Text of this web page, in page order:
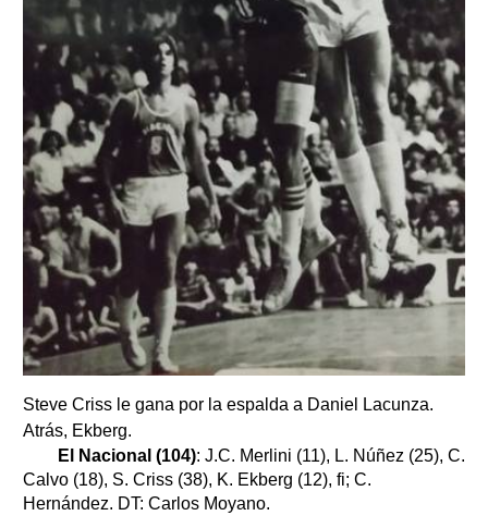
Steve Criss le gana por la espalda a Daniel Lacunza.
Atrás, Ekberg.
El Nacional (104): J.C. Merlini (11), L. Núñez (25), C.
Calvo (18), S. Criss (38), K. Ekberg (12), fi; C.
Hernández. DT: Carlos Moyano.